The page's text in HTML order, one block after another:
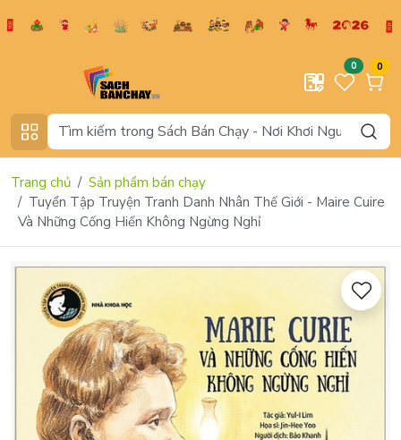
0 0
Trang chủ
Sản phẩm bán chạy
Tuyển Tập Truyện Tranh Danh Nhân Thế Giới - Maire Cuire
Và Những Cống Hiến Không Ngừng Nghỉ